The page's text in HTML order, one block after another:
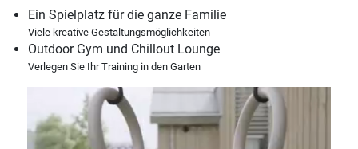
Ein Spielplatz für die ganze Familie
Viele kreative Gestaltungsmöglichkeiten
Outdoor Gym und Chillout Lounge
Verlegen Sie Ihr Training in den Garten